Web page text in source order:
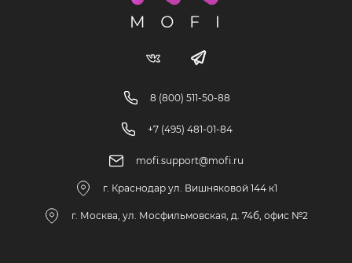
8 (800) 511-50-88
+7 (495) 481-01-84
mofi.support@mofi.ru
г. Краснодар ул. Вишняковой 144 к1
г. Москва, ул. Мосфильмовская, д. 74б, офис №2